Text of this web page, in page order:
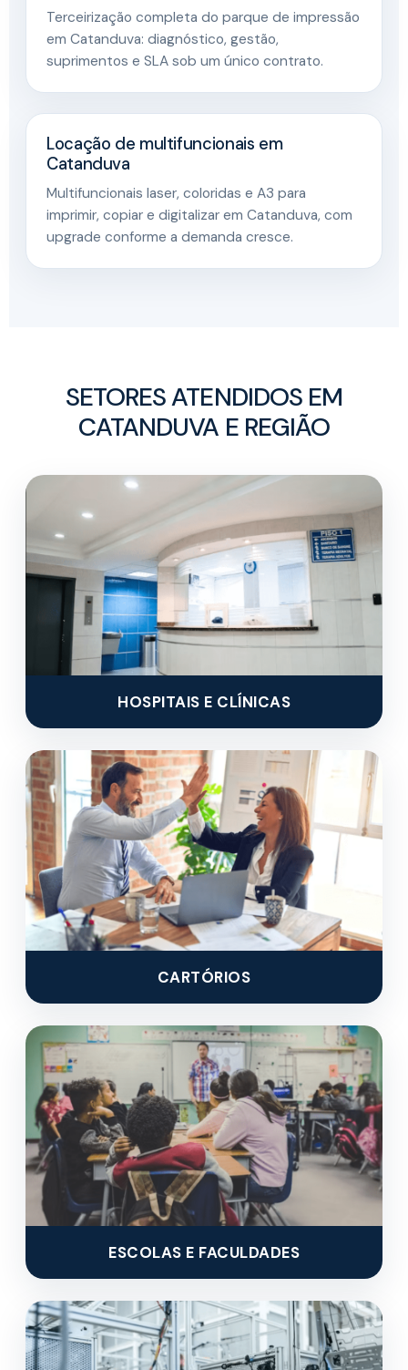
Terceirização completa do parque de impressão
em Catanduva: diagnóstico, gestão,
suprimentos e SLA sob um único contrato.
Locação de multifuncionais em
Catanduva
Multifuncionais laser, coloridas e A3 para
imprimir, copiar e digitalizar em Catanduva, com
upgrade conforme a demanda cresce.
SETORES ATENDIDOS EM
CATANDUVA E REGIÃO
HOSPITAIS E CLÍNICAS
CARTÓRIOS
ESCOLAS E FACULDADES